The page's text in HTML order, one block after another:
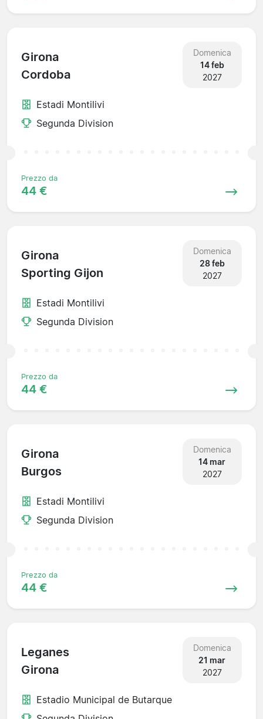
Girona
Cordoba
Domenica
14 feb
2027
Estadi Montilivi
Segunda Division
Prezzo da
44 €
Girona
Sporting Gijon
Domenica
28 feb
2027
Estadi Montilivi
Segunda Division
Prezzo da
44 €
Girona
Burgos
Domenica
14 mar
2027
Estadi Montilivi
Segunda Division
Prezzo da
44 €
Leganes
Girona
Domenica
21 mar
2027
Estadio Municipal de Butarque